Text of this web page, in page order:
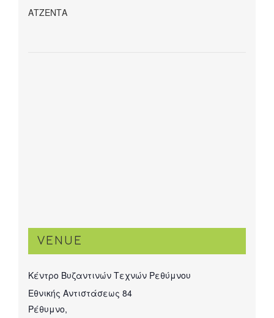
ΑΤΖΕΝΤΑ
VENUE
Κέντρο Βυζαντινών Τεχνών Ρεθύμνου
Εθνικής Αντιστάσεως 84
Ρέθυμνο,